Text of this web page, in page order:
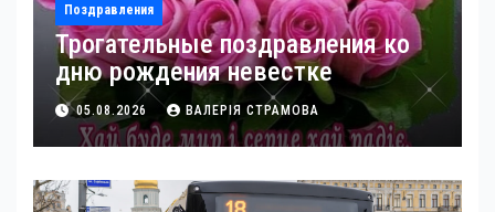
Поздравления
Трогательные поздравления ко
дню рождения невестке
05.08.2026 ВАЛЕРІЯ СТРАМОВА